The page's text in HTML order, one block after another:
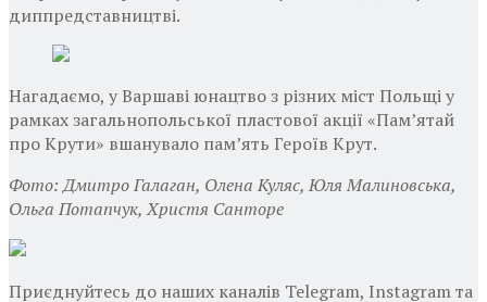
диппредставництві.
Нагадаємо, у Варшаві юнацтво з різних міст Польщі у
рамках загальнопольської пластової акції «Пам’ятай
про Крути» вшанувало пам’ять Героїв Крут.
Фото: Дмитро Галаган, Олена Куляс, Юля Малиновська,
Ольга Потапчук, Христя Санторе
Приєднуйтесь до наших каналів Telegram, Instagram та